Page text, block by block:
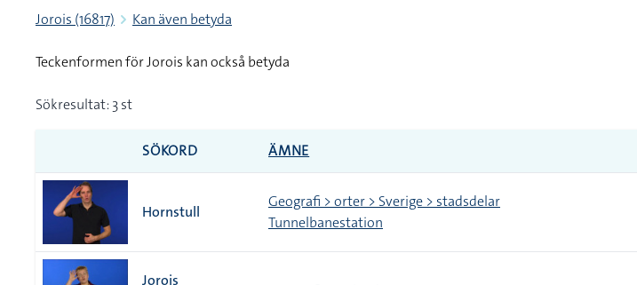
Jorois (16817) Kan även betyda
Teckenformen för Jorois kan också betyda
Sökresultat: 3 st
SÖKORD ÄMNE
Hornstull
Geografi > orter > Sverige > stadsdelar
Tunnelbanestation
Jorois